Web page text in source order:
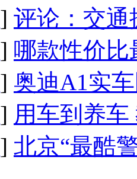
] 评论：交通
] 哪款性价比
] 奥迪A1实
] 用车到养
] 北京“最酷